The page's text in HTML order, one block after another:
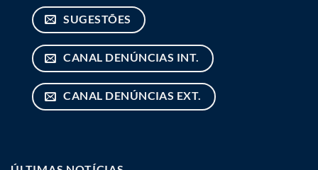
SUGESTÕES
CANAL DENÚNCIAS INT.
CANAL DENÚNCIAS EXT.